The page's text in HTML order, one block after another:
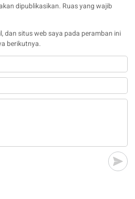
dipublikasikan. Ruas yang wajib
dan situs web saya pada peramban ini
berikutnya.